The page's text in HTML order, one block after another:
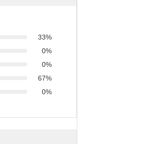
33%
0%
0%
67%
0%